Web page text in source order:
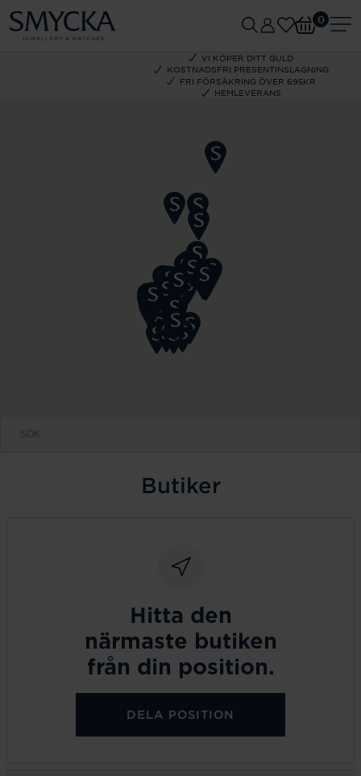
VI KÖPER DITT GULD
KOSTNADSFRI PRESENTINSLAGNING
FRI FÖRSÄKRING ÖVER 695KR
HEMLEVERANS
0
Butiker
Hitta den
närmaste butiken
från din position.
DELA POSITION